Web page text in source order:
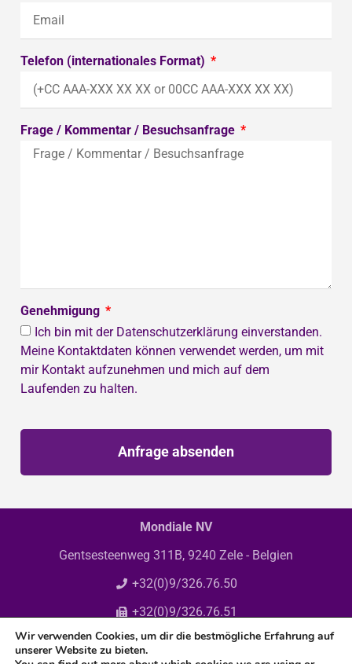
Telefon (internationales Format)
Frage / Kommentar / Besuchsanfrage
Genehmigung
Ich bin mit der Datenschutzerklärung einverstanden.
Meine Kontaktdaten können verwendet werden, um mit
mir Kontakt aufzunehmen und mich auf dem
Laufenden zu halten.
Anfrage absenden
Mondiale NV
Gentsesteenweg 311B, 9240 Zele - Belgien
+32(0)9/326.76.50
+32(0)9/326.76.51
info@mondiale.be
Wir verwenden Cookies, um dir die bestmögliche Erfahrung auf
unserer Website zu bieten.